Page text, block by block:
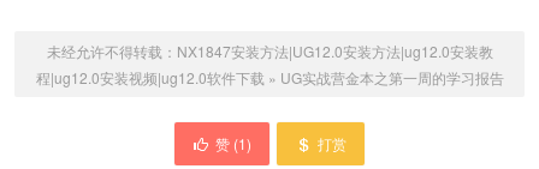
未经允许不得转载： NX1847安装方法|UG12.0安装方法|ug12.0安装教
程|ug12.0安装视频|ug12.0软件下载 » UG实战营金本之第一周的学习报告
赞 (1) 打赏